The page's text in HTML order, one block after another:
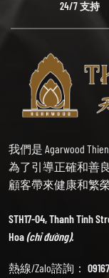
24/7 支持
我們是 Agarwood
為了引導正確和善良
顧客帶來健康和繁
STH17-04, Thanh Tinh
Hoa(chỉ đường).
熱線/Zalo諮詢：